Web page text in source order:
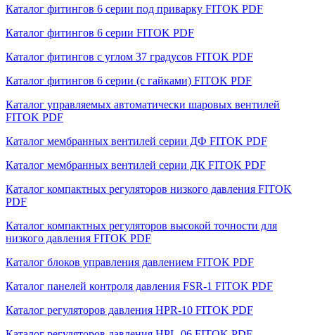
Каталог фитингов 6 серии под приварку FITOK PDF
Каталог фитингов 6 серии FITOK PDF
Каталог фитингов с углом 37 градусов FITOK PDF
Каталог фитингов 6 серии (с гайками) FITOK PDF
Каталог управляемых автоматически шаровых вентилей
FITOK PDF
Каталог мембранных вентилей серии ДФ FITOK PDF
Каталог мембранных вентилей серии ДК FITOK PDF
Каталог компактных регуляторов низкого давления FITOK
PDF
Каталог компактных регуляторов высокой точности для
низкого давления FITOK PDF
Каталог блоков управления давлением FITOK PDF
Каталог панелей контроля давления FSR-1 FITOK PDF
Каталог регуляторов давления HPR-10 FITOK PDF